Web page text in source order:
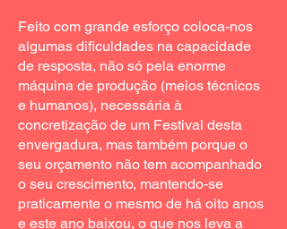
Feito com grande esforço coloca-nos
algumas dificuldades na capacidade
de resposta, não só pela enorme
máquina de produção (meios técnicos
e humanos), necessária à
concretização de um Festival desta
envergadura, mas também porque o
seu orçamento não tem acompanhado
o seu crescimento, mantendo-se
praticamente o mesmo de há oito anos
e este ano baixou, o que nos leva a